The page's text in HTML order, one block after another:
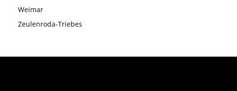
Weimar
Zeulenroda-Triebes